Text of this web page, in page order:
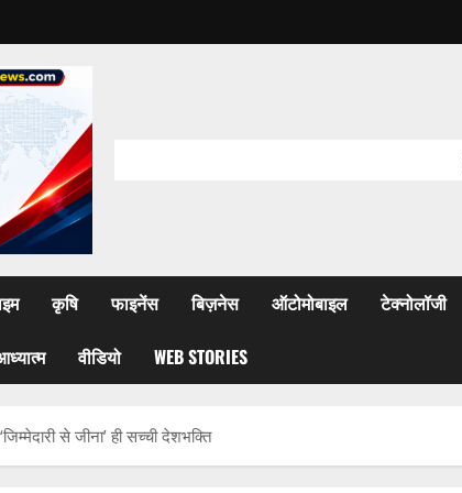
कृषि फाइनेंस बिज़नेस ऑटोमोबाइल टेक्नोलॉजी
वीडियो WEB STORIES
से जीना’ ही सच्ची देशभक्ति